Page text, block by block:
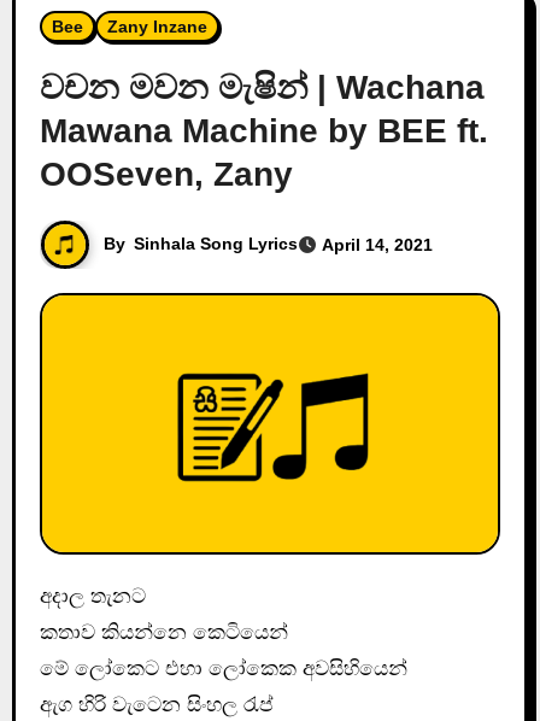
Bee Zany Inzane
වචන මවන මැෂින් | Wachana
Mawana Machine by BEE ft.
OOSeven, Zany
By Sinhala Song Lyrics April 14, 2021
අදාල තැනට
කතාව කියන්නෙ කෙටියෙන්
මේ ලෝකෙට එහා ලෝකෙක අවසිහියෙන්
ඇග හිරි වැටෙන සිංහල රැප්